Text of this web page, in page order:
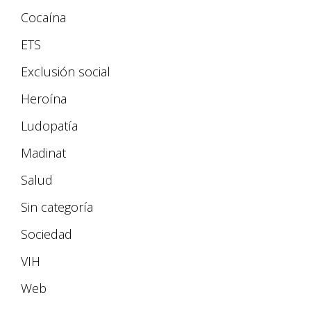
Cocaína
ETS
Exclusión social
Heroína
Ludopatía
Madinat
Salud
Sin categoría
Sociedad
VIH
Web